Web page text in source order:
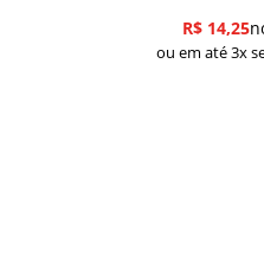
R$14,25
ou em até 3x